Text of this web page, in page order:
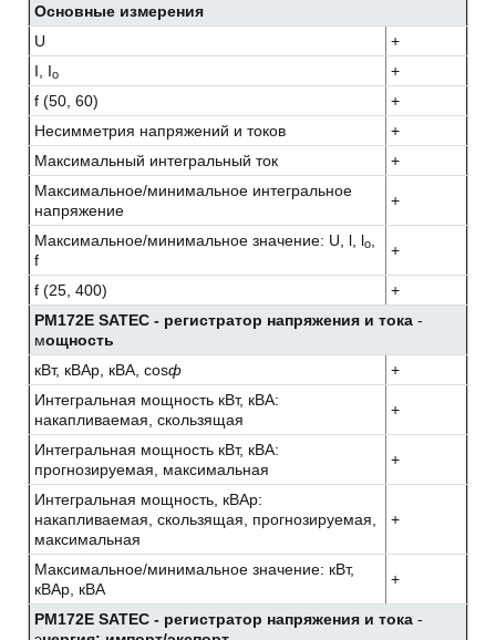
Основные измерения
U
+
I, Io
+
f (50, 60)
+
Несимметрия напряжений и токов
+
Максимальный интегральный ток
+
Максимальное/минимальное интегральное
напряжение
+
Максимальное/минимальное значение: U, l, lo
f
+
f (25, 400)
+
PM172E SATEC - регистратор напряжения и тока -
мощность
кВт, кВАр, кВА, cosф
+
Интегральная мощность кВт, кВА:
накапливаемая, скользящая
+
Интегральная мощность кВт, кВА:
прогнозируемая, максимальная
+
Интегральная мощность, кВАр:
накапливаемая, скользящая, прогнозируемая,
максимальная
+
Максимальное/минимальное значение: кВт,
кВАр, кВА
+
PM172E SATEC - регистратор напряжения и тока -